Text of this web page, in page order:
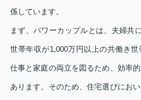
係しています。
まず、パワーカップルとは、夫婦共
世帯年収が1,000万円以上の共働き
仕事と家庭の両立を図るため、効率
あります。そのため、住宅選びにお